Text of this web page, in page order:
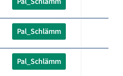
Pal_Schlämm
Pal_Schlämm